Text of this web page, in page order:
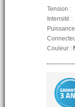
Tension :
Intensité :
Couleur :